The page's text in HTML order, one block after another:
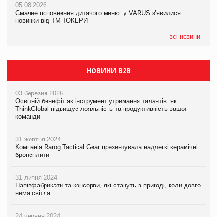
05.08.2026
Смачне поповнення дитячого меню: у VARUS з’явилися
новинки від ТМ ТОКЕРИ
всі новини
04.08.2026
Через атаку РФ у Дніпрі пошкоджено склад шоколаду
Millennium
НОВИНИ B2B
03 березня 2026
Освітній бенефіт як інструмент утримання талантів: як
ThinkGlobal підвищує лояльність та продуктивність вашої
команди
31 жовтня 2024
Компанія Rarog Tactical Gear презентувала надлегкі керамічні
бронеплити
31 липня 2024
Напівфабрикати та консерви, які стануть в пригоді, коли довго
нема світла